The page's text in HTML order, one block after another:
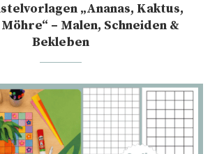
„Ananas, Kaktus,
– Malen, Schneiden &
Bekleben